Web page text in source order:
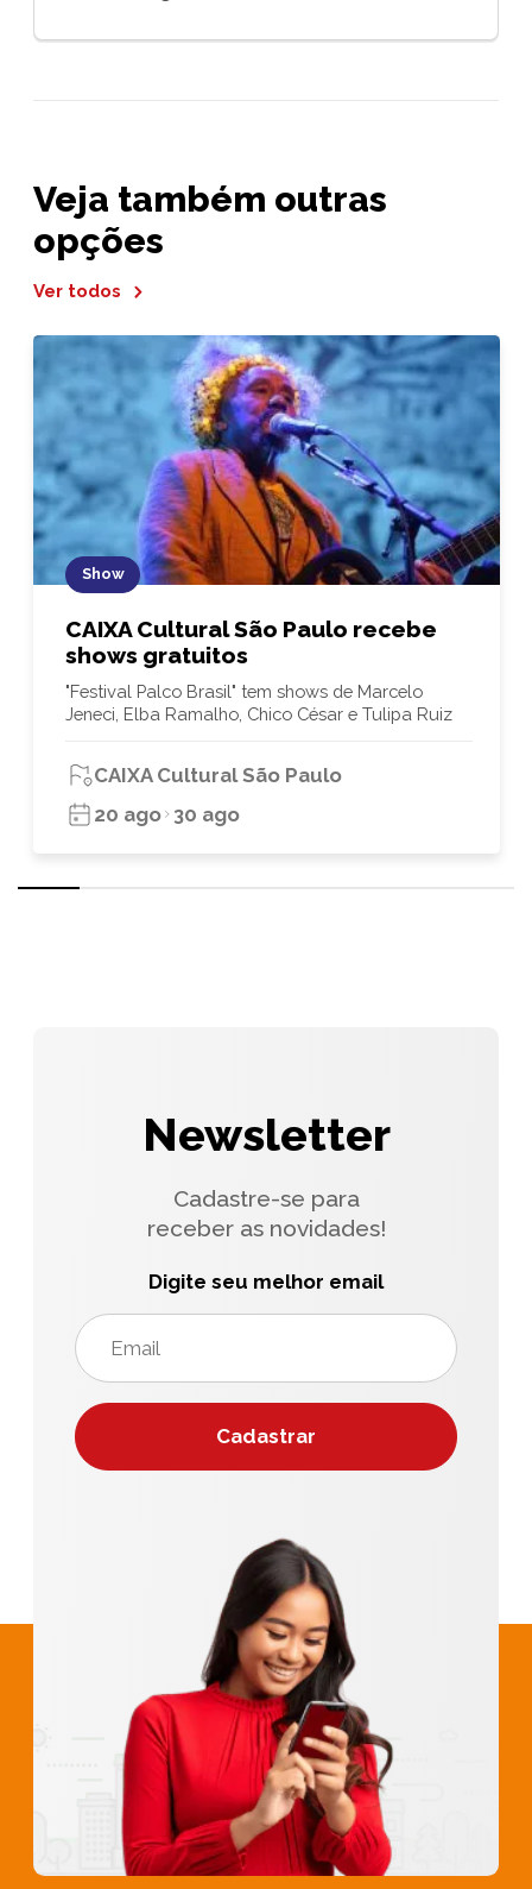
Veja também outras
opções
Ver todos
Show
CAIXA Cultural São Paulo recebe
shows gratuitos
"Festival Palco Brasil" tem shows de Marcelo
Jeneci, Elba Ramalho, Chico César e Tulipa Ruiz
CAIXA Cultural São Paulo
20 ago 30 ago
Newsletter
Cadastre-se para
receber as novidades!
Digite seu melhor email